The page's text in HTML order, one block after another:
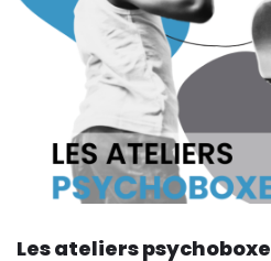
Les ateliers psychoboxe